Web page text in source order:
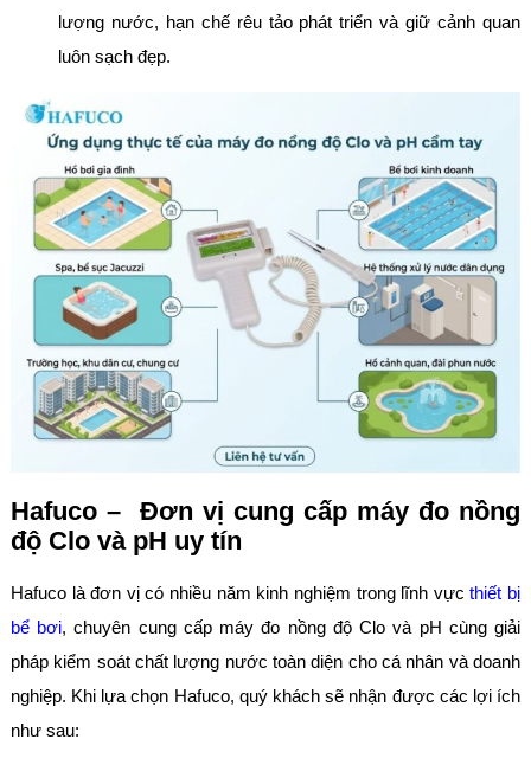
lượng nước, hạn chế rêu tảo phát triển và giữ cảnh quan
luôn sạch đẹp.
Hafuco – Đơn vị cung cấp máy đo nồng
độ Clo và pH uy tín
Hafuco là đơn vị có nhiều năm kinh nghiệm trong lĩnh vựcthiết bị
bể bơi, chuyên cung cấp máy đo nồng độ Clo và pH cùng giải
pháp kiểm soát chất lượng nước toàn diện cho cá nhân và doanh
nghiệp. Khi lựa chọn Hafuco, quý khách sẽ nhận được các lợi ích
như sau: